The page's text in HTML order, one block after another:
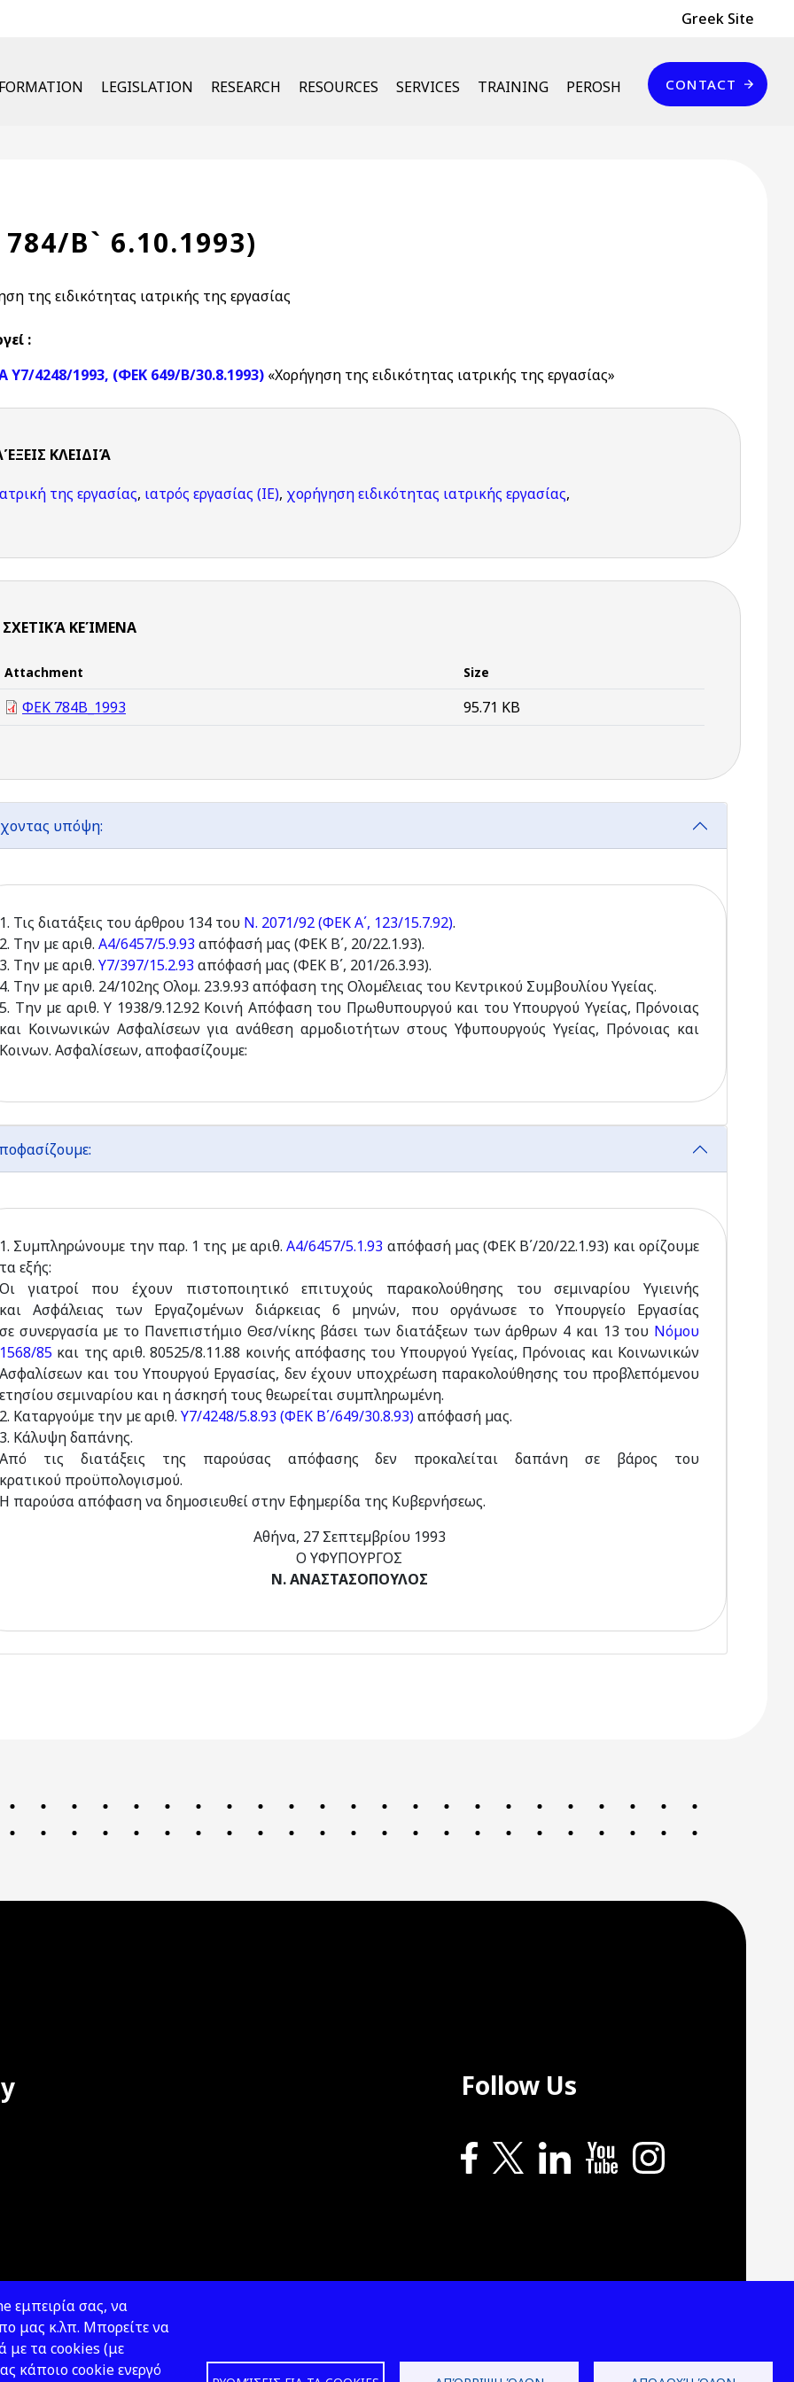
Header Top
Greek Site
LEGISLATION RESEARCH RESOURCES SERVICES TRAINING PEROSH
Επικοινωνία
CONTACT
Β` 6.10.1993)
της ειδικότητας ιατρικής της εργασίας
:
Υ7/4248/1993, (ΦΕΚ 649/Β/30.8.1993) «Χορήγηση της ειδικότητας ιατρικής της εργασίας»
KΛΕΙΔΙΆ
της εργασίας, ιατρός εργασίας (ΙΕ), χορήγηση ειδικότητας ιατρικής εργασίας,
ΣΧΕΤΙΚΆ ΚΕΊΜΕΝΑ
Attachment Size
ΦΕΚ 784Β_1993 95.71 KB
υπόψη:
1. Τις διατάξεις του άρθρου 134 του Ν. 2071/92 (ΦΕΚ Α΄, 123/15.7.92).
2. Την µε αριθ. Α4/6457/5.9.93 απόφασή µας (ΦΕΚ Β΄, 20/22.1.93).
3. Την µε αριθ. Υ7/397/15.2.93 απόφασή µας (ΦΕΚ Β΄, 201/26.3.93).
4. Την µε αριθ. 24/102ης Ολοµ. 23.9.93 απόφαση της Ολοµέλειας του Κεντρικού Συµβουλίου Υγείας.
5. Την µε αριθ. Υ 1938/9.12.92 Κοινή Απόφαση του Πρωθυπουργού και του Υπουργού Υγείας, Πρόνοιας
και Κοινωνικών Ασφαλίσεων για ανάθεση αρµοδιοτήτων στους Υφυπουργούς Υγείας, Πρόνοιας και
Κοινων. Ασφαλίσεων, αποφασίζουµε:
1. Συµπληρώνουµε την παρ. 1 της µε αριθ.Α4/6457/5.1.93 απόφασή µας (ΦΕΚ Β΄/20/22.1.93) και ορίζουµε
τα εξής:
Οι γιατροί που έχουν πιστοποιητικό επιτυχούς παρακολούθησης του σεµιναρίου Υγιεινής
και Ασφάλειας των Εργαζοµένων διάρκειας 6 µηνών, που οργάνωσε το Υπουργείο Εργασίας
σε συνεργασία µε το Πανεπιστήµιο Θεσ/νίκης βάσει των διατάξεων των άρθρων 4 και 13 του Νόµου
1568/85 και της αριθ. 80525/8.11.88 κοινής απόφασης του Υπουργού Υγείας, Πρόνοιας και Κοινωνικών
Ασφαλίσεων και του Υπουργού Εργασίας, δεν έχουν υποχρέωση παρακολούθησης του προβλεπόµενου
ετησίου σεµιναρίου και η άσκησή τους θεωρείται συµπληρωµένη.
2. Καταργούµε την µε αριθ. Υ7/4248/5.8.93 (ΦΕΚ Β΄/649/30.8.93)απόφασή µας.
3. Κάλυψη δαπάνης.
Από τις διατάξεις της παρούσας απόφασης δεν προκαλείται δαπάνη σε βάρος του
κρατικού προϋπολογισµού.
Η παρούσα απόφαση να δηµοσιευθεί στην Εφηµερίδα της Κυβερνήσεως.
Αθήνα, 27 Σεπτεµβρίου 1993
Ο ΥΦΥΠΟΥΡΓΟΣ
Ν. ΑΝΑΣΤΑΣΟΠΟΥΛΟΣ
Follow Us
εμπειρία σας, να
μας κ.λπ. Μπορείτε να
με τα cookies (με
κάποιο cookie ενεργό